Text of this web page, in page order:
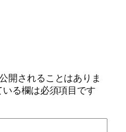
開されることはありま
いる欄は必須項目です